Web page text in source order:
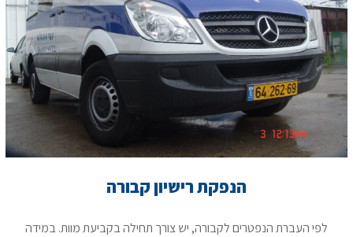
הנפקת רישיון קבורה
לפי העברת הנפטרים לקבורה, יש צורך תחילה בקביעת מוות. במידה